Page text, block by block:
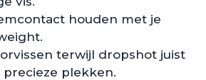
houden met je
terwijl dropshot juist
precieze plekken.